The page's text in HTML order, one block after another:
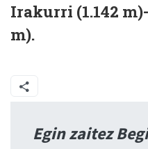
Irakurri (1.142
m).
Egin zaitez